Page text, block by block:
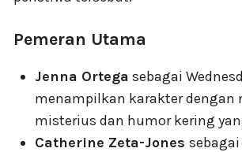
Pemeran Utama
Jenna Ortega sebagai
menampilkan karakter dengan
misterius dan humor kering
Catherine Zeta-Jones